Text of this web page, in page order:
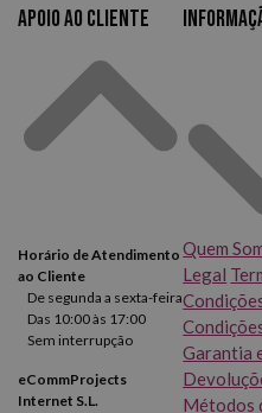
Apoio ao cliente
Horário de Atendimento
ao Cliente
De segunda a sexta-feira
Das 10:00 às 17:00
Sem interrupção
eCommProjects
Internet S.L.
Quem
Legal
Garantia
Métodos